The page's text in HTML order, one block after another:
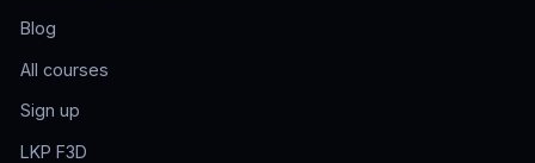
Blog
All courses
Sign up
LKP F3D